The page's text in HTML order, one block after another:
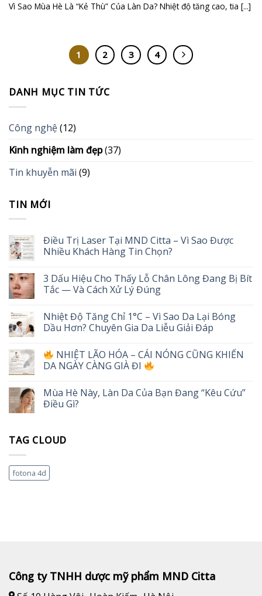
Vì Sao Mùa Hè Là “Kẻ Thù” Của Làn Da? Nhiệt độ tăng cao, tia [...]
1 2 3 4
DANH MỤC TIN TỨC
Công nghệ(12)
Kinh nghiệm làm đẹp(37)
Tin khuyễn mãi (9)
TIN MỚI
Điều Trị Laser Tại MND Citta – Vì Sao Được
Nhiều Khách Hàng Tin Chọn?
3 Dấu Hiệu Cho Thấy Lỗ Chân Lông Đang Bị Bít
Tắc — Và Cách Xử Lý Đúng
Nhiệt Độ Tăng Chỉ 1°C – Vì Sao Da Lại Bóng
Dầu Hơn? Chuyên Gia Da Liễu Giải Đáp
NHIỆT LÃO HÓA – CÁI NÓNG CŨNG KHIẾN
DA NGÀY CÀNG GIÀ ĐI
Mùa Hè Này, Làn Da Của Bạn Đang “Kêu Cứu”
Điều Gì?
TAG CLOUD
fotona 4d
Công ty TNHH dược mỹ phẩm MND Citta